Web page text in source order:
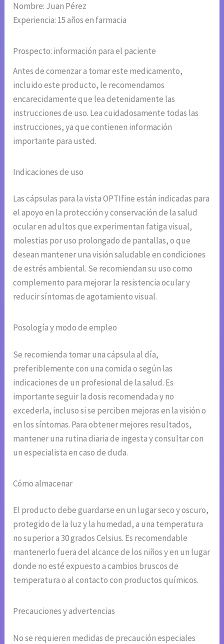
Nombre: Juan Pérez
Experiencia: 15 años en farmacia
Prospecto: información para el paciente
Antes de comenzar a tomar este medicamento,
incluido este producto, le recomendamos
encarecidamente que lea detenidamente las
instrucciones de uso. Lea cuidadosamente todas las
instrucciones, ya que contienen información
importante para usted.
Indicaciones de uso
Las cápsulas para la vista OPTIfine están indicadas para
el apoyo en la protección y conservación de la salud
ocular en adultos que experimentan fatiga visual,
molestias por uso prolongado de pantallas, o que
desean mantener una visión saludable en condiciones
de estrés ambiental. Se recomiendan su uso como
complemento para mejorar la resistencia ocular y
reducir síntomas de agotamiento visual.
Posología y modo de empleo
Se recomienda tomar una cápsula al día,
preferiblemente con una comida o según las
indicaciones de un profesional de la salud. Es
importante seguir la dosis recomendada y no
excederla, incluso si se perciben mejoras en la visión o
en los síntomas. Para obtener mejores resultados,
mantener una rutina diaria de ingesta y consultar con
un especialista en caso de duda.
Cómo almacenar
El producto debe guardarse en un lugar seco y oscuro,
protegido de la luz y la humedad, a una temperatura
no superior a 30 grados Celsius. Es recomendable
mantenerlo fuera del alcance de los niños y en un lugar
donde no esté expuesto a cambios bruscos de
temperatura o al contacto con productos químicos.
Precauciones y advertencias
No se requieren medidas de precaución especiales